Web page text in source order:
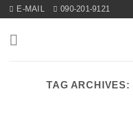
Skip
content
E-MAIL 090-201-9121
TAG ARCHIVES: